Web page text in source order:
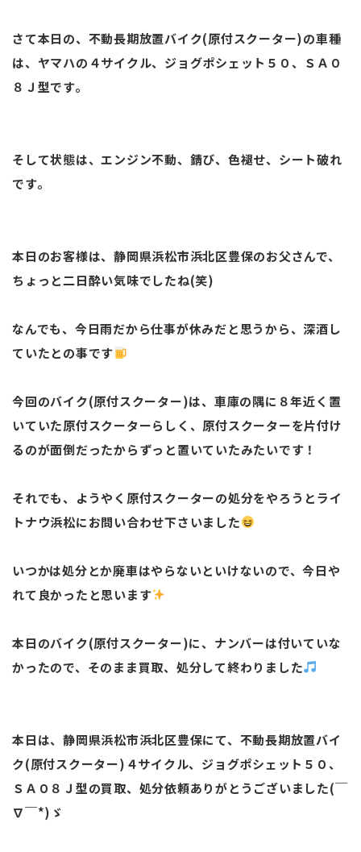
さて本日の、不動長期放置バイク(原付スクーター)の車種
は、ヤマハの４サイクル、ジョグポシェット５０、ＳＡ０
８Ｊ型です。
そして状態は、エンジン不動、錆び、色褪せ、シート破れ
です。
本日のお客様は、静岡県浜松市浜北区豊保のお父さんで、
ちょっと二日酔い気味でしたね(笑)
なんでも、今日雨だから仕事が休みだと思うから、深酒し
ていたとの事です
今回のバイク(原付スクーター)は、車庫の隅に８年近く置
いていた原付スクーターらしく、原付スクーターを片付け
るのが面倒だったからずっと置いていたみたいです！
それでも、ようやく原付スクーターの処分をやろうとライ
トナウ浜松にお問い合わせ下さいました
いつかは処分とか廃車はやらないといけないので、今日や
れて良かったと思います
本日のバイク(原付スクーター)に、ナンバーは付いていな
かったので、そのまま買取、処分して終わりました
本日は、静岡県浜松市浜北区豊保にて、不動長期放置バイ
ク(原付スクーター)４サイクル、ジョグポシェット５０、
ＳＡ０８Ｊ型の買取、処分依頼ありがとうございました(￣
∇￣*)ゞ